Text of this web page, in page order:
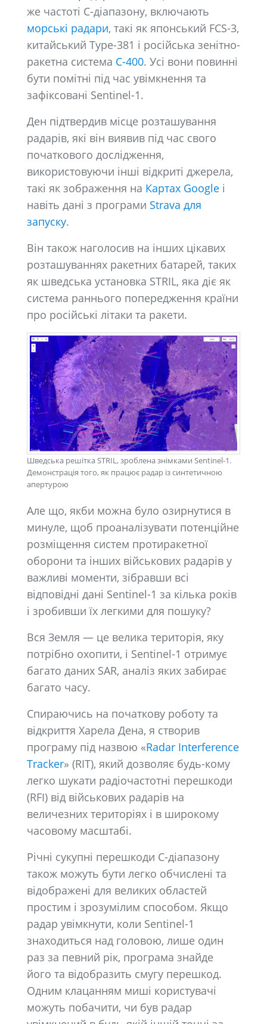
же частоті C-діапазону, включають
морські радари, такі як японський FCS-3,
китайський Type-381 і російська зенітно-
ракетна система С-400. Усі вони повинні
бути помітні під час увімкнення та
зафіксовані Sentinel-1.
Ден підтвердив місце розташування
радарів, які він виявив під час свого
початкового дослідження,
використовуючи інші відкриті джерела,
такі як зображення на Картах Google і
навіть дані з програми Strava для
запуску.
Він також наголосив на інших цікавих
розташуваннях ракетних батарей, таких
як шведська установка STRIL, яка діє як
система раннього попередження країни
про російські літаки та ракети.
Шведська решітка STRIL, зроблена знімками Sentinel-1.
Демонстрація того, як працює радар із синтетичною
апертурою
Але що, якби можна було озирнутися в
минуле, щоб проаналізувати потенційне
розміщення систем протиракетної
оборони та інших військових радарів у
важливі моменти, зібравши всі
відповідні дані Sentinel-1 за кілька років
і зробивши їх легкими для пошуку?
Вся Земля — це велика територія, яку
потрібно охопити, і Sentinel-1 отримує
багато даних SAR, аналіз яких забирає
багато часу.
Спираючись на початкову роботу та
відкриття Харела Дена, я створив
програму під назвою «Radar Interference
Tracker» (RIT), який дозволяє будь-кому
легко шукати радіочастотні перешкоди
(RFI) від військових радарів на
величезних територіях і в широкому
часовому масштабі.
Річні сукупні перешкоди C-діапазону
також можуть бути легко обчислені та
відображені для великих областей
простим і зрозумілим способом. Якщо
радар увімкнути, коли Sentinel-1
знаходиться над головою, лише один
раз за певний рік, програма знайде
його та відобразить смугу перешкод.
Одним клацанням миші користувачі
можуть побачити, чи був радар